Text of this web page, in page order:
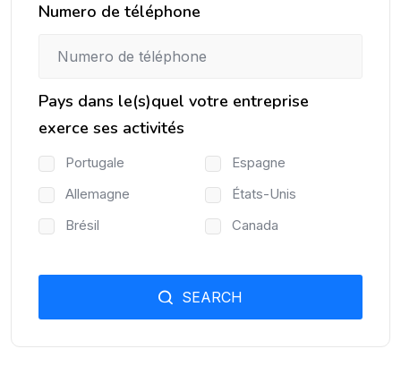
Numero de téléphone
Pays dans le(s)quel votre entreprise
exerce ses activités
Portugale
Espagne
Allemagne
États-Unis
Brésil
Canada
SEARCH